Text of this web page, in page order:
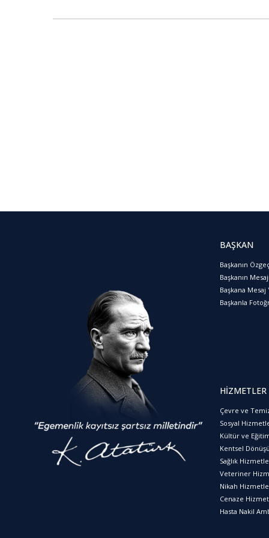
BAŞKAN
Başkanın
Başkanın Mesajı
Başkana Mesaj
Başkanla
HİZMETLER
Çevre ve
Sosyal
Kültür ve
Kentsel
Sağlık
Veteriner
Nikah
Cenaze
Hasta Nakil